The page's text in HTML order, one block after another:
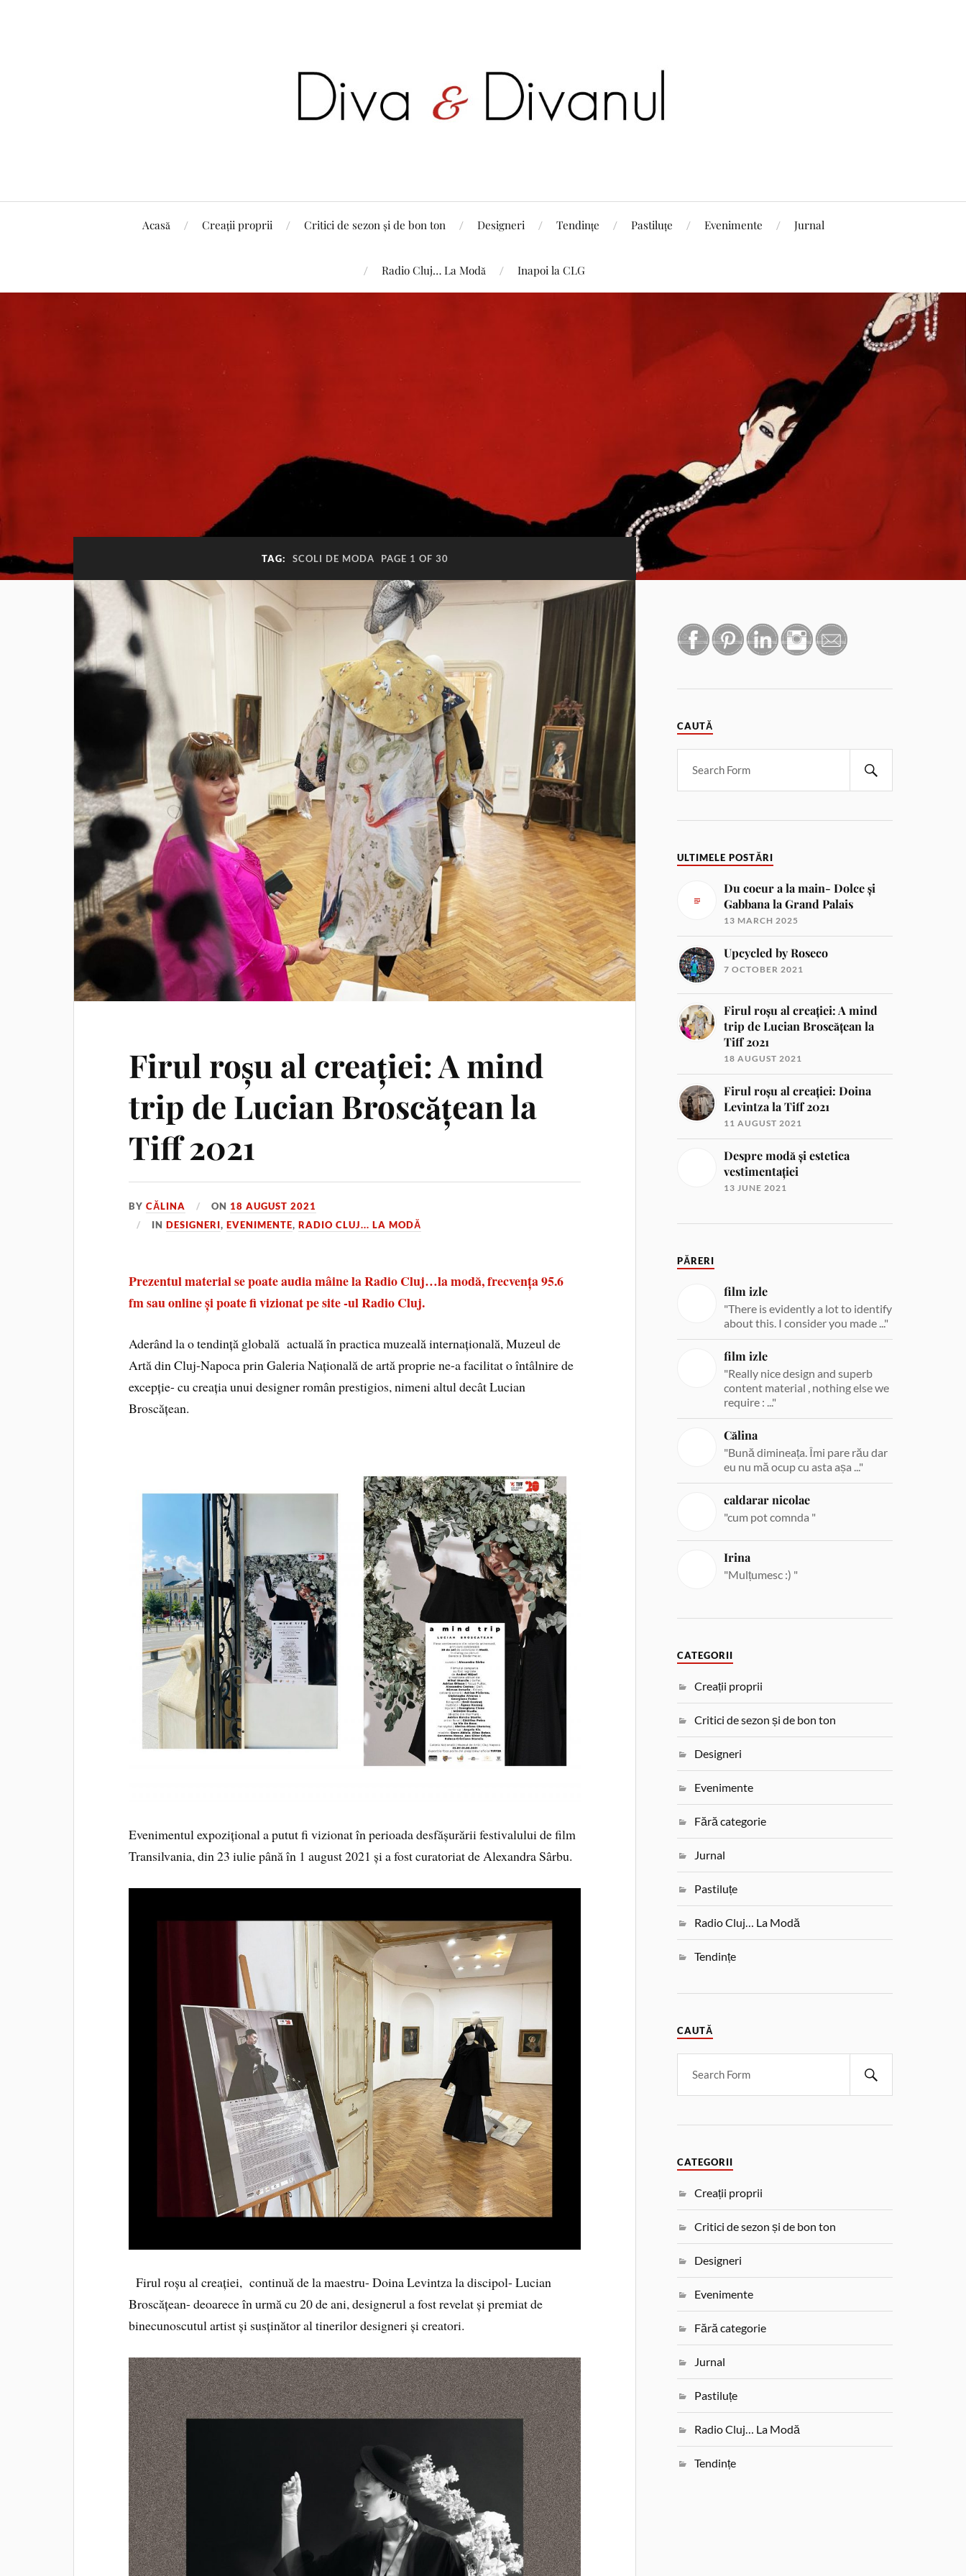
Acasă Creații proprii Critici de sezon și de bon ton Designeri Tendințe Pastiluțe Evenimente Jurnal
Radio Cluj… La Modă Inapoi la CLG
TAG: SCOLI DE MODA PAGE 1 OF 30
Firul roșu al creației: A mind
trip de Lucian Broscățean la
Tiff 2021
BYCĂLINA ON 18 AUGUST 2021
INDESIGNERI,EVENIMENTE,RADIO CLUJ... LA MODĂ
Prezentul material se poate audia mâine la Radio Cluj…la modă, frecvența 95.6
fm sau online și poate fi vizionat pe site -ul Radio Cluj.
Aderând la o tendință globală actuală în practica muzeală internațională, Muzeul de
Artă din Cluj-Napoca prin Galeria Națională de artă proprie ne-a facilitat o întâlnire de
excepție- cu creația unui designer român prestigios, nimeni altul decât Lucian
Broscățean.
Evenimentul expozițional a putut fi vizionat în perioada desfășurării festivalului de film
Transilvania, din 23 iulie până în 1 august 2021 și a fost curatoriat de Alexandra Sârbu.
Firul roșu al creației, continuă de la maestru- Doina Levintza la discipol- Lucian
Broscățean- deoarece în urmă cu 20 de ani, designerul a fost revelat și premiat de
binecunoscutul artist și susținător al tinerilor designeri și creatori.
CAUTĂ
ULTIMELE POSTĂRI
Du coeur a la main- Dolce și
Gabbana la Grand Palais
13 MARCH 2025
Upcycled by Roseco
7 OCTOBER 2021
Firul roșu al creației: A mind
trip de Lucian Broscățean la
Tiff 2021
18 AUGUST 2021
Firul roșu al creației: Doina
Levintza la Tiff 2021
11 AUGUST 2021
Despre modă și estetica
vestimentației
13 JUNE 2021
PĂRERI
film izle
"There is evidently a lot to identify
about this. I consider you made ..."
film izle
"Really nice design and superb
content material , nothing else we
require : ..."
Călina
"Bună dimineața. Îmi pare rău dar
eu nu mă ocup cu asta așa ..."
caldarar nicolae
"cum pot comnda "
Irina
"Mulțumesc :) "
CATEGORII
Creații proprii
Critici de sezon și de bon ton
Designeri
Evenimente
Fără categorie
Jurnal
Pastiluțe
Radio Cluj… La Modă
Tendințe
CAUTĂ
CATEGORII
Creații proprii
Critici de sezon și de bon ton
Designeri
Evenimente
Fără categorie
Jurnal
Pastiluțe
Radio Cluj… La Modă
Tendințe